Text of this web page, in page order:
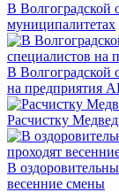
В Волгоградской
муниципалитетах
В Волгоградской
на предприятия
Расчистку
В
весенние смены